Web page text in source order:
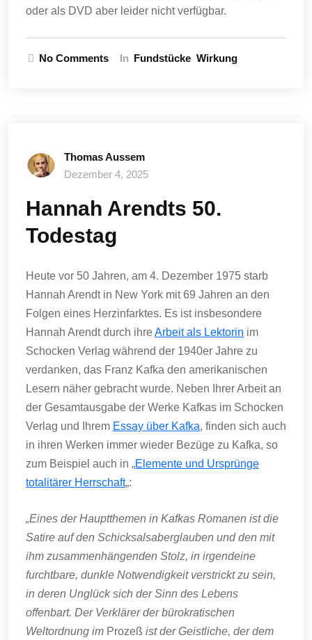
oder als DVD aber leider nicht verfügbar.
No Comments In Fundstücke Wirkung
Thomas Aussem
Dezember 4, 2025
Hannah Arendts 50.
Todestag
Heute vor 50 Jahren, am 4. Dezember 1975 starb
Hannah Arendt in New York mit 69 Jahren an den
Folgen eines Herzinfarktes. Es ist insbesondere
Hannah Arendt durch ihreArbeit als Lektorin im
Schocken Verlag während der 1940er Jahre zu
verdanken, das Franz Kafka den amerikanischen
Lesern näher gebracht wurde. Neben Ihrer Arbeit an
der Gesamtausgabe der Werke Kafkas im Schocken
Verlag und Ihrem Essay über Kafka, finden sich auch
in ihren Werken immer wieder Bezüge zu Kafka, so
zum Beispiel auch in „Elemente und Ursprünge
totalitärer Herrschaft„:
„Eines der Hauptthemen in Kafkas Romanen ist die
Satire auf den Schicksalsaberglauben und den mit
ihm zusammenhängenden Stolz, in irgendeine
furchtbare, dunkle Notwendigkeit verstrickt zu sein,
in deren Unglück sich der Sinn des Lebens
offenbart. Der Verklärer der bürokratischen
Weltordnung im Prozeß ist der Geistliche, der dem